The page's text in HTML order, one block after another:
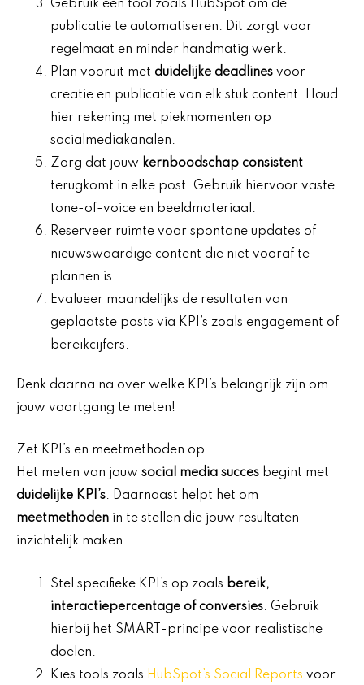
Gebruik een tool zoals HubSpot om de
publicatie te automatiseren. Dit zorgt voor
regelmaat en minder handmatig werk.
Plan vooruit met duidelijke deadlines voor
creatie en publicatie van elk stuk content. Houd
hier rekening met piekmomenten op
socialmediakanalen.
Zorg dat jouw kernboodschap consistent
terugkomt in elke post. Gebruik hiervoor vaste
tone-of-voice en beeldmateriaal.
Reserveer ruimte voor spontane updates of
nieuwswaardige content die niet vooraf te
plannen is.
Evalueer maandelijks de resultaten van
geplaatste posts via KPI’s zoals engagement of
bereikcijfers.
Denk daarna na over welke KPI’s belangrijk zijn om
jouw voortgang te meten!
Zet KPI’s en meetmethoden op
Het meten van jouw social media succes begint met
duidelijke KPI’s. Daarnaast helpt het om
meetmethoden in te stellen die jouw resultaten
inzichtelijk maken.
Stel specifieke KPI’s op zoals bereik,
interactiepercentage of conversies. Gebruik
hierbij het SMART-principe voor realistische
doelen.
Kies tools zoals HubSpot’s Social Reports voor